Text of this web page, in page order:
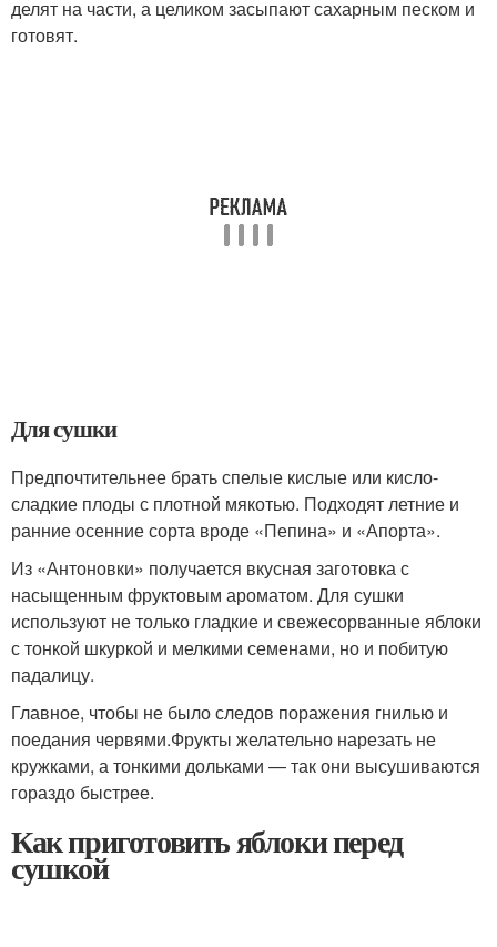
делят на части, а целиком засыпают сахарным песком и
готовят.
Для сушки
Предпочтительнее брать спелые кислые или кисло-
сладкие плоды с плотной мякотью. Подходят летние и
ранние осенние сорта вроде «Пепина» и «Апорта».
Из «Антоновки» получается вкусная заготовка с
насыщенным фруктовым ароматом. Для сушки
используют не только гладкие и свежесорванные яблоки
с тонкой шкуркой и мелкими семенами, но и побитую
падалицу.
Главное, чтобы не было следов поражения гнилью и
поедания червями.Фрукты желательно нарезать не
кружками, а тонкими дольками — так они высушиваются
гораздо быстрее.
Как приготовить яблоки перед
сушкой